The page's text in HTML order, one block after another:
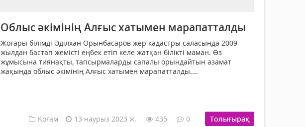
Облыс әкімінің Алғыс хатымен марапатталды
Жоғары білімді Әділхан Орынбасаров жер кадастры саласында 2009
жылдан бастап жемісті еңбек етіп келе жатқан білікті маман. Өз
жұмысына тиянақты, тапсырмаларды сапалы орындайтын азамат
жақында облыс әкімінің Алғыс хатымен марапатталды....
Қоғам 13 наурыз 2023 ж. 435 0 Толығырақ